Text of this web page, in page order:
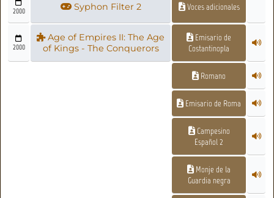
2000 Syphon Filter 2 Voces adicionales
2000
Age of Empires II: The Age
of Kings - The Conquerors
Emisario de
Costantinopla
Romano
Emisario de Roma
Campesino
Español 2
Monje de la
Guardia negra